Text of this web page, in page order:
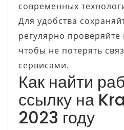
современных
Для удобства
регулярно проверяйте
чтобы не потерять
сервисами.
Как найти
ссылку на
2023 году